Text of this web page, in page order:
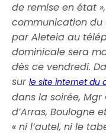
de remise en état
communication du
par Aleteia au
dominicale sera
dès ce vendredi.
surle site internet du
dans la soirée, Mgr
d’Arras, Boulogne
« ni l’autel, ni le